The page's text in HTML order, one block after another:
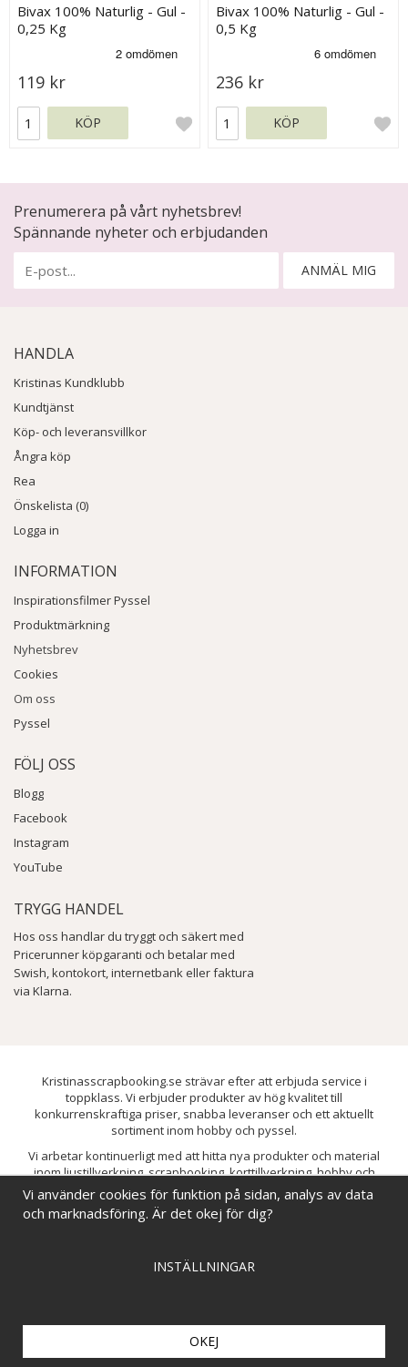
Bivax 100% Naturlig - Gul -
0,25 Kg
119 kr
KÖP
Bivax 100% Naturlig - Gul -
0,5 Kg
236 kr
KÖP
Prenumerera på vårt nyhetsbrev!
Spännande nyheter och erbjudanden
ANMÄL MIG
HANDLA
Kristinas Kundklubb
Kundtjänst
Köp- och leveransvillkor
Ångra köp
Rea
Önskelista (0)
Logga in
INFORMATION
Inspirationsfilmer Pyssel
Produktmärkning
Nyhetsbrev
Cookies
Om oss
Pyssel
FÖLJ OSS
Blogg
Facebook
Instagram
YouTube
TRYGG HANDEL
Hos oss handlar du tryggt och säkert med
Pricerunner köpgaranti och betalar med
Swish, kontokort, internetbank eller faktura
via Klarna.
Kristinasscrapbooking.se strävar efter att erbjuda service i
toppklass. Vi erbjuder produkter av hög kvalitet till
konkurrenskraftiga priser, snabba leveranser och ett aktuellt
sortiment inom hobby och pyssel.
Vi arbetar kontinuerligt med att hitta nya produkter och material
inom ljustillverkning, scrapbooking, korttillverkning, hobby och
pyssel. Målet är att bredda sortimentet och löpande förbättra och
utveckla vårt utbud, så att du alltid kan hitta det du behöver hos oss.
Vi använder cookies för funktion på sidan, analys av data
och marknadsföring. Är det okej för dig?
INSTÄLLNINGAR
OKEJ